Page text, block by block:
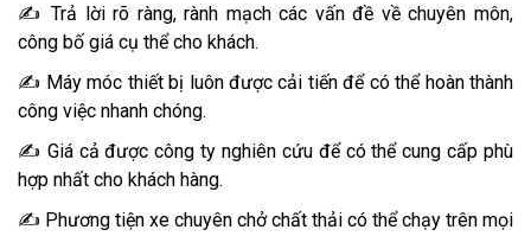
✍️ Trả lời rõ ràng, rành mạch các vấn đề về chuyên môn,
công bố giá cụ thể cho khách.
✍️ Máy móc thiết bị luôn được cải tiến để có thể hoàn thành
công việc nhanh chóng.
✍️ Giá cả được công ty nghiên cứu để có thể cung cấp phù
hợp nhất cho khách hàng.
✍️ Phương tiện xe chuyên chở chất thải có thể chạy trên mọi